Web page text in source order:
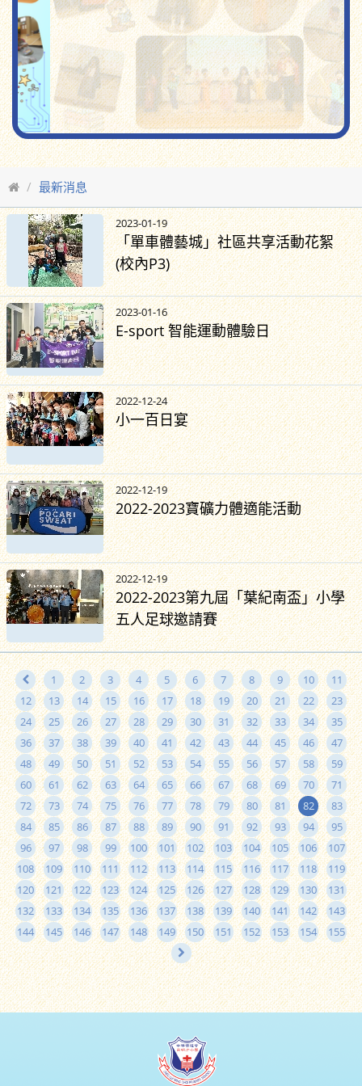
最新消息
2023-01-19
「單車體藝城」社區共享活動花絮
(校內P3)
2023-01-16
E-sport 智能運動體驗日
2022-12-24
小一百日宴
2022-12-19
2022-2023寶礦力體適能活動
2022-12-19
2022-2023第九屆「葉紀南盃」小學
五人足球邀請賽
1 2 3 4 5 6 7 8 9 10
11
12
13 14 15 16 17 18 19 20 21 22
23
24
25 26 27 28 29 30 31 32 33 34
35
36
37 38 39 40 41 42 43 44 45 46
47
48
49 50 51 52 53 54 55 56 57 58
59
60
61 62 63 64 65 66 67 68 69 70
71
72
73 74 75 76 77 78 79 80 81 82
83
84
85 86 87 88 89 90 91 92 93 94
95
96
97 98 99 100 101 102 103 104 105 106
107
108
109 110 111 112 113 114 115 116 117 118
119
120
121 122 123 124 125 126 127 128 129 130
131
132
133 134 135 136 137 138 139 140 141 142
143
144
145 146 147 148 149 150 151 152 153 154 155